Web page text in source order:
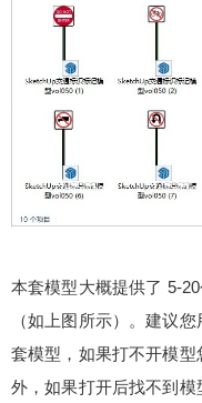
本套模型大概提供了 5-
（如上图所示）。建议
套模型，如果打不开模型
外，如果打开后找不到
的，好素材能出奇